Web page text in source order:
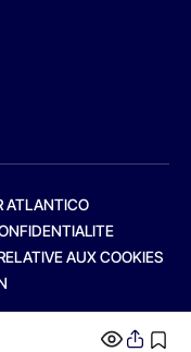
ATLANTICO
AUX COOKIES